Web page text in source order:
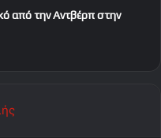
από την Αντβέρπ στην